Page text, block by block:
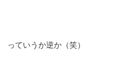
っていうか逆か（笑）